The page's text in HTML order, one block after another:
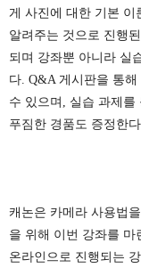
게 사진에 대한 기본 이
알려주는 것으로 진행
되며 강좌뿐 아니라 실
다. Q&A 게시판을 통
수 있으며 , 실습 과제를
푸짐한 경품도 증정한다
캐논은 카메라 사용법
을 위해 이번 강좌를 마
온라인으로 진행되는